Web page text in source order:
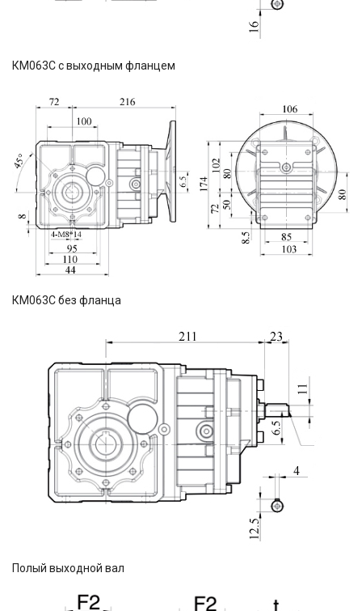
КМ063С с выходным фланцем
КМ063С без фланца
Полый выходной вал